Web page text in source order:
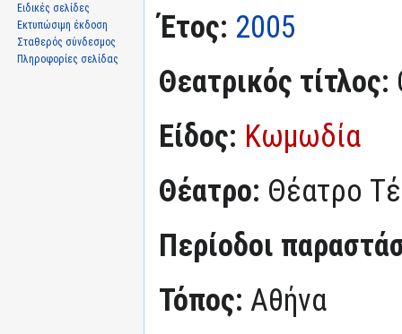
Έτος: 2005
Θεατρικός τίτλος:
Είδος: Κωμωδία
Θέατρο: Θέατρο
Περίοδοι
Τόπος: Αθήνα
Ειδικές σελίδες
Εκτυπώσιμη έκδοση
Σταθερός σύνδεσμος
Πληροφορίες σελίδας